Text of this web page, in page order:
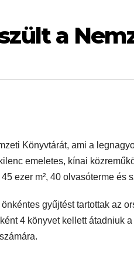
a
Könyvtárát, ami a
emeletes, kínai
ezer m², 40 olvasóterme
gyűjtést tartottak az
4 könyvet kellett átadniuk